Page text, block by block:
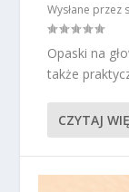
Wysłane przez
Opaski na
także
CZYTAJ